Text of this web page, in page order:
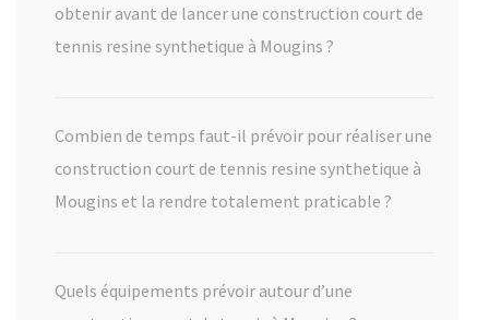
obtenir avant de lancer une construction court de
tennis resine synthetique à Mougins ?
Combien de temps faut-il prévoir pour réaliser une
construction court de tennis resine synthetique à
Mougins et la rendre totalement praticable ?
Quels équipements prévoir autour d’une